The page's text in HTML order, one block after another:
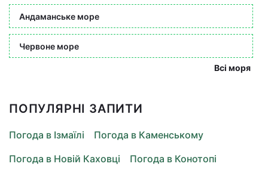
Андаманське море
Червоне море
Всі моря
ПОПУЛЯРНІ ЗАПИТИ
Погода в Ізмаїлі
Погода в Каменському
Погода в Новій Каховці
Погода в Конотопі